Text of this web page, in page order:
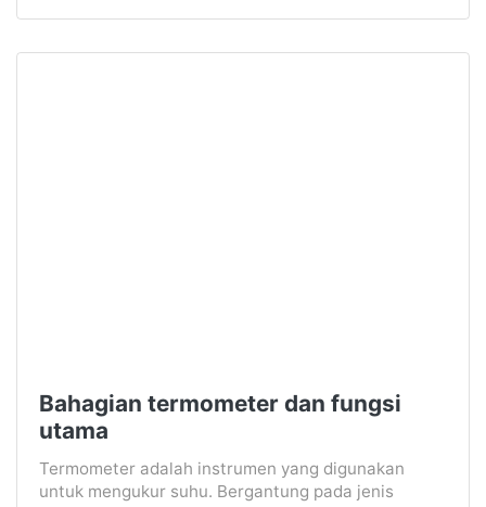
Bahagian termometer dan fungsi
utama
Termometer adalah instrumen yang digunakan
untuk mengukur suhu. Bergantung pada jenis